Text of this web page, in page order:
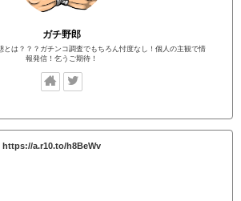
ガチ野郎
とは？？？ガチンコ調査でもちろん忖度なし！個人の主観で情
報発信！乞うご期待！
https://a.r10.to/h8BeWv